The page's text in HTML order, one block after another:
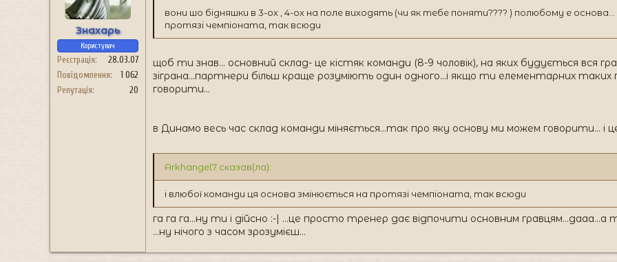
Знахарь
Користувач
Реєстрація
28.03.07
Повідомлення
1 062
Репутація
20
вони шо бідняшки в 3-ох , 4-ох на поле виходять (чи як тебе поняти???? ) полюбому е
протязі чемпіоната, так всюди
щоб ти знав... основний склад- це кістяк команди (8-9 чоловік), на яких будується вся
зіграна...партнери більш краще розуміють один одного...і якщо ти елементарних
говорити...
в Динамо весь час склад команди міняється...так про яку основу ми можем говорити... і
Arkhangel7 сказав(ла):
і влюбої команди ця основа змінюється на протязі чемпіоната, так всюди
га га га...ну ти і дійсно :-| ...це просто тренер дає відпочити основним
...ну нічого з часом зрозумієш...